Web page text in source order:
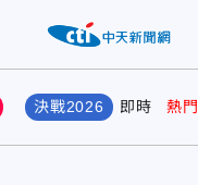
決戰2026 即時 熱門